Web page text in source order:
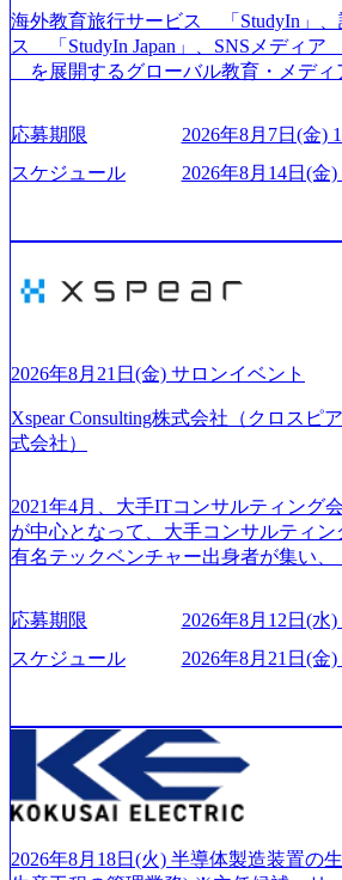
の736名（2024年1月）に到達。上場
のスピードを上げている。 人にフォ
る唯一無二のコンサルティングファー
サンド 執行役員新山氏、庄司氏インタ
2015年に設立され、前年比205%の売
急速な成長を遂げている。 ​ 新規事業
戦略立案、IT導入までをワンストップ
ティングファームである。 ​- 2025年1
名を擁し、事業拡大を続けている。 「人」にフォーカスを
当てたコンサルティング会社として、
としたサービスを提供している。 ​- -
ティングファームやSIer、事業会社出
の社員が活躍している。 年間休日120
制、有給休暇初年度10日（消化率
ど、充実した休暇制度を整備している
リフレッシュ休暇など、社員同士の
する取り組みが充実している。 2026年8月13日(木) 19:00～2
0:30予定 2026年8月7日(金) 16:00 コン
界セミナーを実施しています。 ●前回
ージのぼんやりしていた部分が明確に
の全体感や実際に働いていらっしゃる
海外教育旅行サービス 「StudyIn」
ス 「StudyIn Japan」、SNSメディア
を展開するグローバル教育・メディ
育支援サービスを提供している 動画メディア事業を基盤と
して、留学支援・訪日教育旅行・SNS
を展開している Mission:より多くの人
ラになる Value： INTEGRITY誠実で
て伝える、自責かつ利他の精神で動
る、失敗を恐れずにふみだす、執着
WNERSHIP当事者であろう みずから
だわろう 今すぐ決める、すばやく動く
回す、結果が出るまでやり抜く 2026
0:00 (60分) 2026年8月7日(金) 16:00 本
です。評価の場ではないため、キャリ
方にもご参加いただけます。 連休中
ため、在職中の方も有給を取得するこ
慮なくご参加いただけます。帰省先か
旅行事業の内容とビジネスモデル/今後
社後のキャリアパス ・質疑応答(20分)
eet) ・営業・マーケティングなど、ビ
リアを検討されている方 ・転職を具
が、情報収集を進めたい段階の方 ・
希望される方
応募期限
2026年8月7日(金)
スケジュール
2026年8月14日(金)
2026年8月21日(金) サロンイベント
Xspear Consulting株式会社（クロスピ
式会社）
2021年4月、大手ITコンサルティング
が中心となって、大手コンサルティ
有名テックベンチャー出身者が集い
い」という想いの下で立ち上げた新鋭
ーがビジネスの成功に大きな影響力を
て、20年以上にわたってFintech業界を
つ、あらゆる業種・業界のクライアン
化を支援するために、戦略策定、組
務改善、実行支援などのコンサルティ
通貫で提供するのが特徴（いわゆる
ファーム） 社名の由来は”DXエリアに
ていく”という位置づけ 一昔前は金融
応募期限
2026年8月12日(水)
スケジュール
2026年8月21日(金)
2026年8月18日(火) 半導体製造装置の